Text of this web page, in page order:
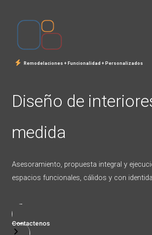
Remodelaciones + Funcionalidad + Personalizados
Diseño de
medida
Asesoramiento, propuesta integral y
espacios funcionales, cálidos y con
Contactenos